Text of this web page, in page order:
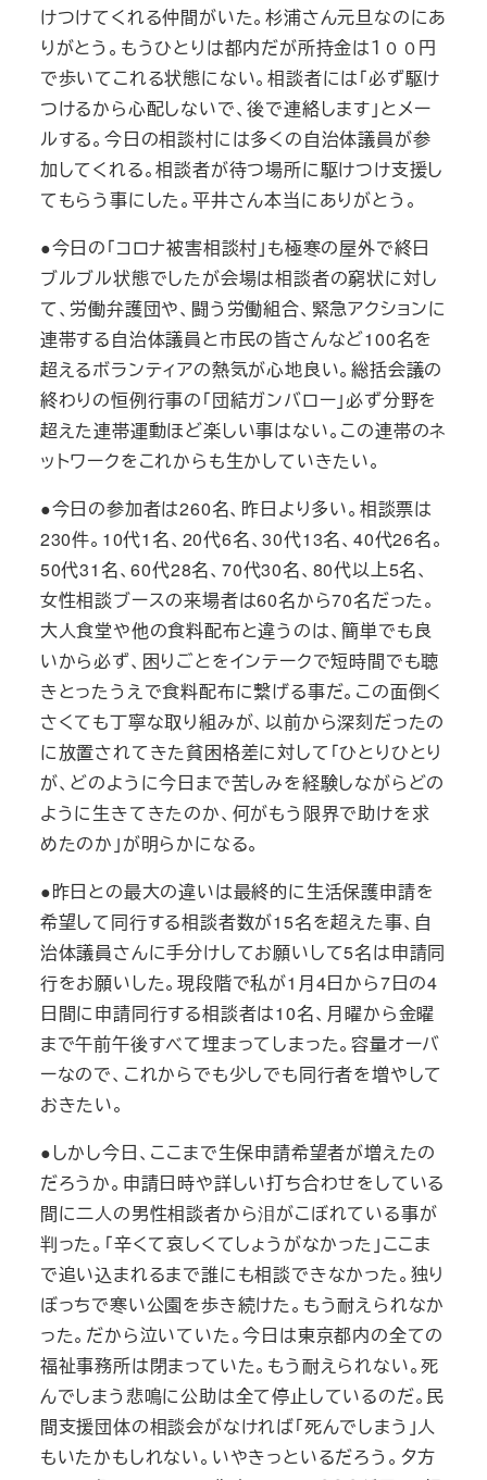
けつけてくれる仲間がいた。杉浦さん元旦なのにあ
りがとう。もうひとりは都内だが所持金は１００円
で歩いてこれる状態にない。相談者には「必ず駆け
つけるから心配しないで、後で連絡します」とメー
ルする。今日の相談村には多くの自治体議員が参
加してくれる。相談者が待つ場所に駆けつけ支援し
てもらう事にした。平井さん本当にありがとう。
●今日の「コロナ被害相談村」も極寒の屋外で終日
ブルブル状態でしたが会場は相談者の窮状に対し
て、労働弁護団や、闘う労働組合、緊急アクションに
連帯する自治体議員と市民の皆さんなど100名を
超えるボランティアの熱気が心地良い。総括会議の
終わりの恒例行事の「団結ガンバロー」必ず分野を
超えた連帯運動ほど楽しい事はない。この連帯のネ
ットワークをこれからも生かしていきたい。
●今日の参加者は260名、昨日より多い。相談票は
230件。10代1名、20代6名、30代13名、40代26名。
50代31名、60代28名、70代30名、80代以上5名、
女性相談ブースの来場者は60名から70名だった。
大人食堂や他の食料配布と違うのは、簡単でも良
いから必ず、困りごとをインテークで短時間でも聴
きとったうえで食料配布に繋げる事だ。この面倒く
さくても丁寧な取り組みが、以前から深刻だったの
に放置されてきた貧困格差に対して「ひとりひとり
が、どのように今日まで苦しみを経験しながらどの
ように生きてきたのか、何がもう限界で助けを求
めたのか」が明らかになる。
●昨日との最大の違いは最終的に生活保護申請を
希望して同行する相談者数が15名を超えた事、自
治体議員さんに手分けしてお願いして5名は申請同
行をお願いした。現段階で私が1月4日から7日の4
日間に申請同行する相談者は10名、月曜から金曜
まで午前午後すべて埋まってしまった。容量オーバ
ーなので、これからでも少しでも同行者を増やして
おきたい。
●しかし今日、ここまで生保申請希望者が増えたの
だろうか。申請日時や詳しい打ち合わせをしている
間に二人の男性相談者から泪がこぼれている事が
判った。「辛くて哀しくてしょうがなかった」ここま
で追い込まれるまで誰にも相談できなかった。独り
ぼっちで寒い公園を歩き続けた。もう耐えられなか
った。だから泣いていた。今日は東京都内の全ての
福祉事務所は閉まっていた。もう耐えられない。死
んでしまう悲鳴に公助は全て停止しているのだ。民
間支援団体の相談会がなければ「死んでしまう」人
もいたかもしれない。いやきっといるだろう。夕方